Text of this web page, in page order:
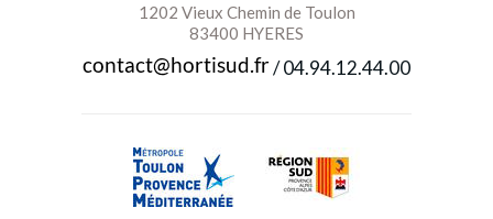
1202 Vieux Chemin de Toulon
83400 HYERES
/04.94.12.44.00